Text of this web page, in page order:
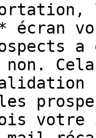
écran
a
non.